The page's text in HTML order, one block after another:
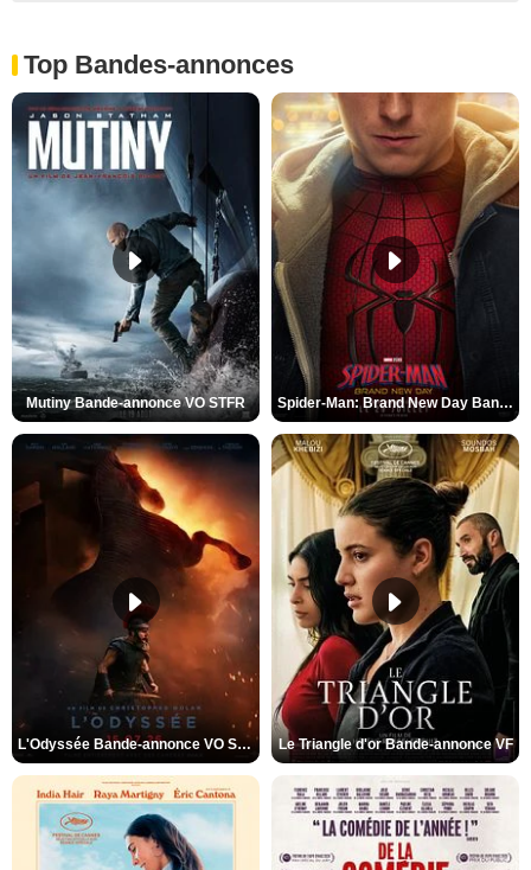
Top Bandes-annonces
Mutiny Bande-annonce VO STFR Spider-Man: Brand New Day Bande-annonce VO STFR
L'Odyssée Bande-annonce VO STFR Le Triangle d'or Bande-annonce VF